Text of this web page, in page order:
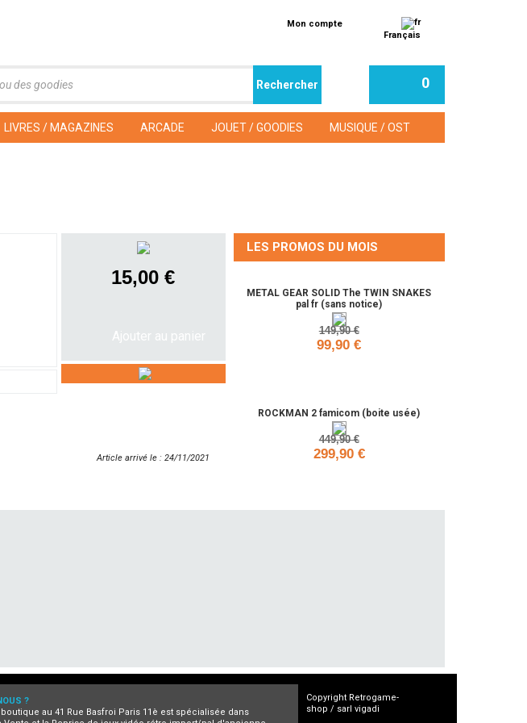
Mon compte
Français
0
LIVRES / MAGAZINES ARCADE JOUET / GOODIES MUSIQUE / OST
15,00 €
Article arrivé le : 24/11/2021
LES PROMOS DU MOIS
METAL GEAR SOLID The TWIN SNAKES
pal fr (sans notice)
149,90 €
99,90 €
ROCKMAN 2 famicom (boite usée)
449,90 €
299,90 €
?
au 41 Rue Basfroi Paris 11è est spécialisée dans
Copyright Retrogame-
shop / sarl vigadi